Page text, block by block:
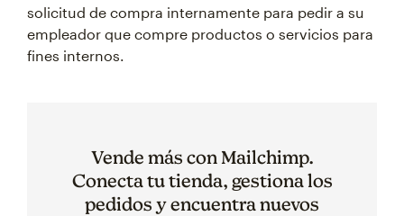
solicitud de compra internamente para pedir a su
empleador que compre productos o servicios para
fines internos.
Vende más con Mailchimp.
Conecta tu tienda, gestiona los
pedidos y encuentra nuevos